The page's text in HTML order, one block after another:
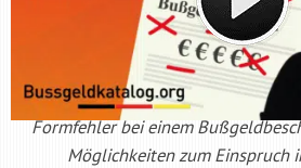
Formfehler bei einem
Möglichkeiten zum Einspruch